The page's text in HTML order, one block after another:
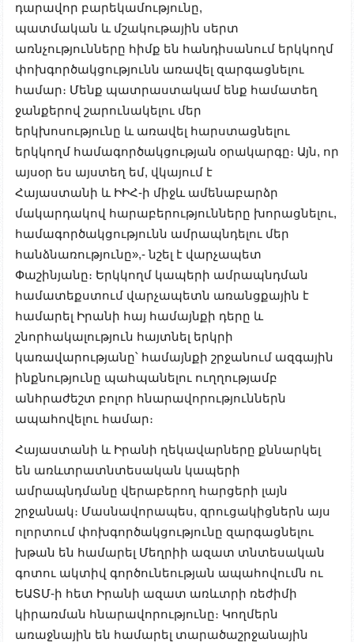
դարավոր բարեկամությունը,
պատմական և մշակութային սերտ
առնչությունները հիմք են հանդիսանում երկկողմ
փոխգործակցությունն առավել զարգացնելու
համար։ Մենք պատրաստակամ ենք համատեղ
ջանքերով շարունակելու մեր
երկխոսությունը և առավել հարստացնելու
երկկողմ համագործակցության օրակարգը։ Այն, որ
այսօր ես այստեղ եմ, վկայում է
Հայաստանի և ԻԻՀ-ի միջև ամենաբարձր
մակարդակով հարաբերությունները խորացնելու,
համագործակցությունն ամրապնդելու մեր
հանձնառությունը»,-նշել է վարչապետ
Փաշինյանը։ Երկկողմ կապերի ամրապնդման
համատեքստում վարչապետն առանցքային է
համարել Իրանի հայ համայնքի դերը և
շնորհակալություն հայտնել երկրի
կառավարությանը՝ համայնքի շրջանում ազգային
ինքնությունը պահպանելու ուղղությամբ
անհրաժեշտ բոլոր հնարավորություններն
ապահովելու համար։
Հայաստանի և Իրանի ղեկավարները քննարկել
են առևտրատնտեսական կապերի
ամրապնդմանը վերաբերող հարցերի լայն
շրջանակ։ Մասնավորապես, զրուցակիցներն այս
ոլորտում փոխգործակցությունը զարգացնելու
խթան են համարել Մեղրիի ազատ տնտեսական
գոտու ակտիվ գործունեության ապահովումն ու
ԵԱՏՄ-ի հետ Իրանի ազատ առևտրի ռեժիմի
կիրառման հնարավորությունը։ Կողմերն
առաջնային են համարել տարածաշրջանային